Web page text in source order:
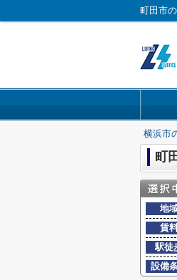
町田市
横浜市
町
地
賃
駅徒
設備